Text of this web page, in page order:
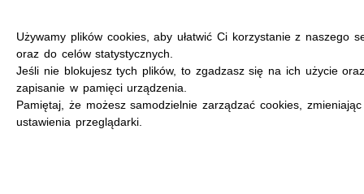
Używamy plików cookies, aby ułatwić Ci korzystanie z naszego
oraz do celów statystycznych.
Jeśli nie blokujesz tych plików, to zgadzasz się na ich użycie
zapisanie w pamięci urządzenia.
Pamiętaj, że możesz samodzielnie zarządzać cookies, zmieniając
ustawienia przeglądarki.
MENU